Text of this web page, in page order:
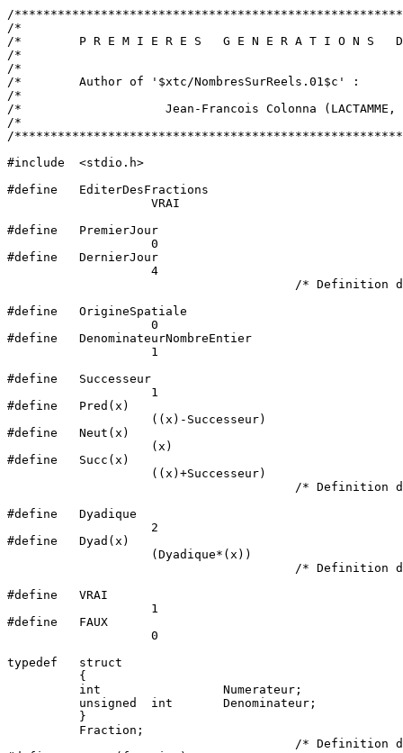
/*************************************************************************************************************************************/
/*                                                                                                                                   */
/*        P R E M I E R E S   G E N E R A T I O N S   D E   N O M B R E S   S U R R E E L S  :                                       */
/*                                                                                                                                   */
/*                                                                                                                                   */
/*        Author of '$xtc/NombresSurReels.01$c' :                                                                                    */
/*                                                                                                                                   */
/*                    Jean-Francois Colonna (LACTAMME, 20081106162832).                                                              */
/*                                                                                                                                   */
/*************************************************************************************************************************************/

#include  <stdio.h>

#define   EditerDesFractions                                                                                                            \
                    VRAI

#define   PremierJour                                                                                                                   \
                    0
#define   DernierJour                                                                                                                   \
                    4
                                        /* Definition du temps : evidemment, 'DernierJour' devrait etre infini...                    */

#define   OrigineSpatiale                                                                                                               \
                    0
#define   DenominateurNombreEntier                                                                                                      \
                    1

#define   Successeur                                                                                                                    \
                    1
#define   Pred(x)                                                                                                                       \
                    ((x)-Successeur)
#define   Neut(x)                                                                                                                       \
                    (x)
#define   Succ(x)                                                                                                                       \
                    ((x)+Successeur)
                                        /* Definition des fonctions {Predecesseur,Neutre,Successeur}.                                */

#define   Dyadique                                                                                                                      \
                    2
#define   Dyad(x)                                                                                                                       \
                    (Dyadique*(x))
                                        /* Definition de la fonction {Dyadique}.                                                     */

#define   VRAI                                                                                                                          \
                    1
#define   FAUX                                                                                                                          \
                    0

typedef   struct
          {
          int                 Numerateur;
          unsigned  int       Denominateur;
          }
          Fraction;
                                        /* Definition d'une fraction (nombre rationnel).